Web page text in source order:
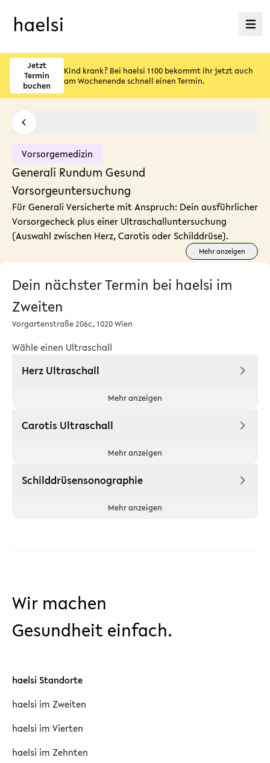
Menü
Jetzt
Termin
buchen
Kind krank? Bei haelsi 1100 bekommt ihr jetzt auch
am Wochenende schnell einen Termin.
Vorsorgemedizin
Generali Rundum Gesund
Vorsorgeuntersuchung
Für Generali Versicherte mit Anspruch: Dein ausführlicher
Vorsorgecheck plus einer Ultraschalluntersuchung
(Auswahl zwischen Herz, Carotis oder Schilddrüse).
Mehr anzeigen
Dein nächster Termin bei haelsi im
Zweiten
Vorgartenstraße 206c, 1020 Wien
Wähle einen Ultraschall
Herz Ultraschall
Mehr anzeigen
Carotis Ultraschall
Mehr anzeigen
Schilddrüsensonographie
Mehr anzeigen
Wir machen
Gesundheit einfach.
haelsi Standorte
haelsi im Zweiten
haelsi im Vierten
haelsi im Zehnten